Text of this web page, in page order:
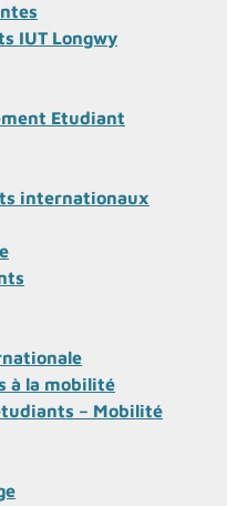
IUT Longwy
Etudiant
internationaux
à la mobilité
– Mobilité